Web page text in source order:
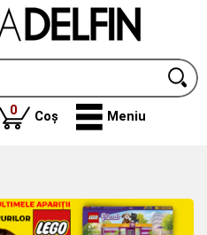
0produse
Coș Meniu